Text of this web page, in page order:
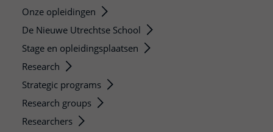
Onze opleidingen
De Nieuwe Utrechtse School
Stage en opleidingsplaatsen
Research
Strategic programs
Research groups
Researchers